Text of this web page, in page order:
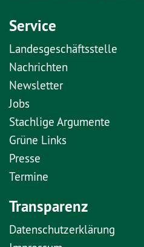
Service
Landesgeschäftsstelle
Nachrichten
Newsletter
Jobs
Stachlige Argumente
Grüne Links
Presse
Termine
Transparenz
Datenschutzerklärung